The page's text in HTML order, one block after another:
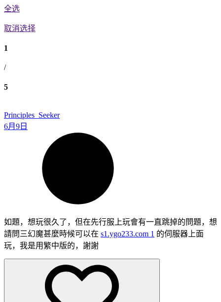
全选
取消选择
1
/
5
Principles_Seeker
6月9日
如題，想玩很久了，但在先行服上玩會有一直跳掉的問題，想
請問三幻魔甚麼時候可以在 s1.ygo233.com 1 的伺服器上面
玩，我是用繁中版的，謝謝